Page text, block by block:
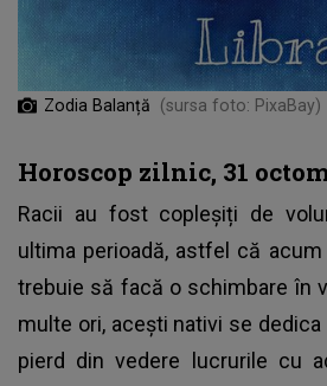
Zodia Balanță (sursa foto: PixaBay)
Horoscop zilnic, 31
Racii au fost copleșiți de
ultima perioadă, astfel că
trebuie să facă o schimbare în
multe ori, acești nativi se
pierd din vedere lucrurile cu